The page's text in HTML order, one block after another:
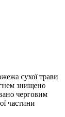
сухої трави
знищено
черговим
частини